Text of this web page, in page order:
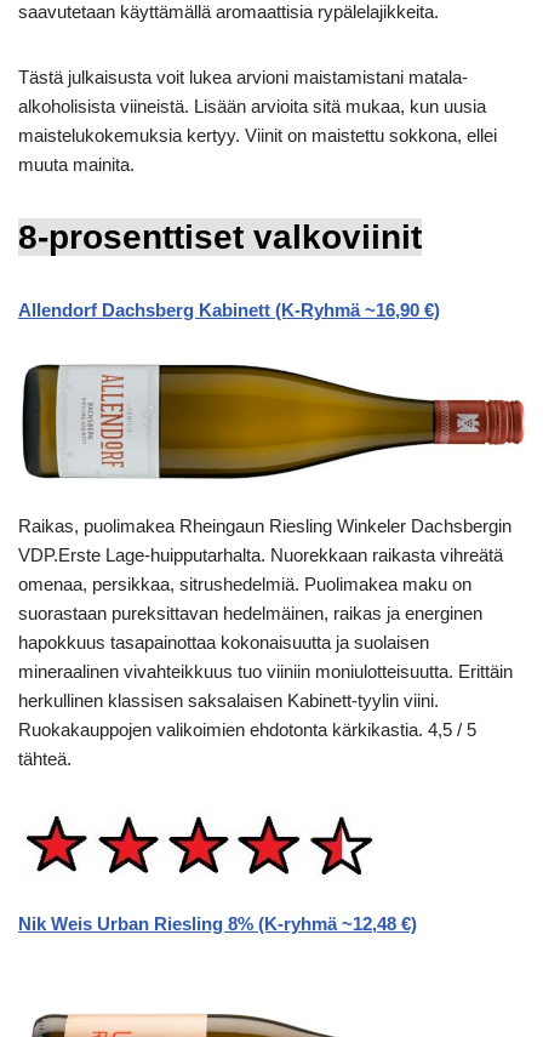
saavutetaan käyttämällä aromaattisia rypälelajikkeita.
Tästä julkaisusta voit lukea arvioni maistamistani matala-
alkoholisista viineistä. Lisään arvioita sitä mukaa, kun uusia
maistelukokemuksia kertyy. Viinit on maistettu sokkona, ellei
muuta mainita.
8-prosenttiset valkoviinit
Allendorf Dachsberg Kabinett (K-Ryhmä ~16,90 €)
Raikas, puolimakea Rheingaun Riesling Winkeler Dachsbergin
VDP.Erste Lage-huipputarhalta. Nuorekkaan raikasta vihreätä
omenaa, persikkaa, sitrushedelmiä. Puolimakea maku on
suorastaan pureksittavan hedelmäinen, raikas ja energinen
hapokkuus tasapainottaa kokonaisuutta ja suolaisen
mineraalinen vivahteikkuus tuo viiniin moniulotteisuutta. Erittäin
herkullinen klassisen saksalaisen Kabinett-tyylin viini.
Ruokakauppojen valikoimien ehdotonta kärkikastia. 4,5 / 5
tähteä.
Nik Weis Urban Riesling 8% (K-ryhmä ~12,48 €)